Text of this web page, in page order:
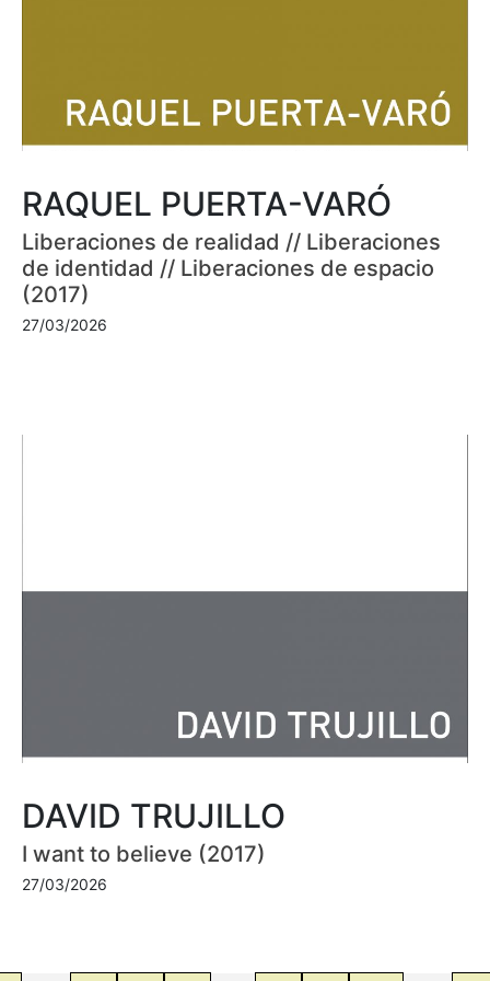
RAQUEL PUERTA-VARÓ
Liberaciones de realidad // Liberaciones
de identidad // Liberaciones de espacio
(2017)
27/03/2026
DAVID TRUJILLO
I want to believe (2017)
27/03/2026